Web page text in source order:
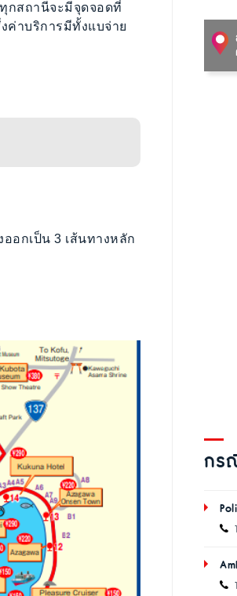
กสถานีจะมีจุดจอดที่
ค่าบริการมีทั้งแบจ่าย
อกเป็น 3 เส้นทางหลัก
กร